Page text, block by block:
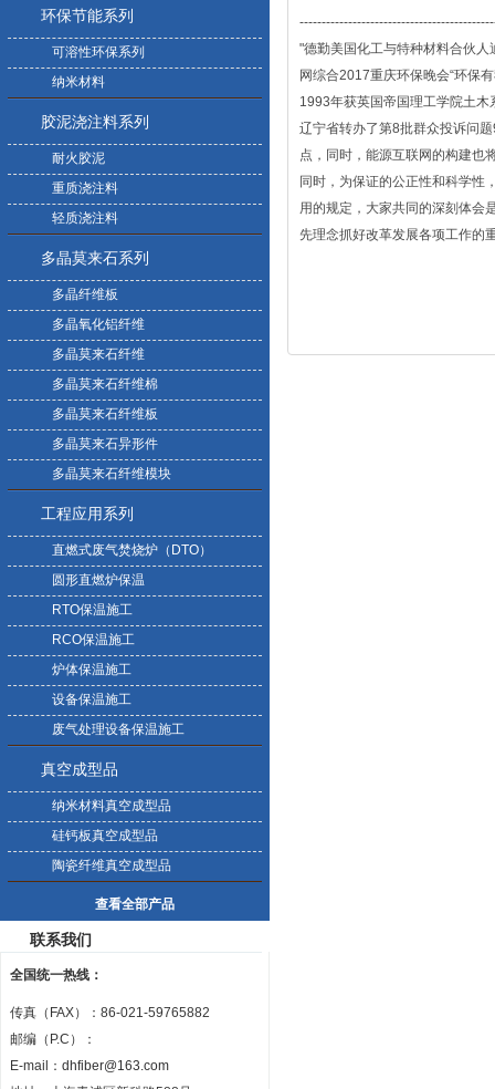
环保节能系列
可溶性环保系列
纳米材料
胶泥浇注料系列
耐火胶泥
重质浇注料
轻质浇注料
多晶莫来石系列
多晶纤维板
多晶氧化铝纤维
多晶莫来石纤维
多晶莫来石纤维棉
多晶莫来石纤维板
多晶莫来石异形件
多晶莫来石纤维模块
工程应用系列
直燃式废气焚烧炉（DTO）
圆形直燃炉保温
RTO保温施工
RCO保温施工
炉体保温施工
设备保温施工
废气处理设备保温施工
真空成型品
纳米材料真空成型品
硅钙板真空成型品
陶瓷纤维真空成型品
查看全部产品
联系我们
全国统一热线：
传真（FAX）：86-021-59765882
邮编（P.C）：
E-mail： dhfiber@163.com
"德勤美国化工与特种材料合伙
网综合2017重庆环保晚会“环保
1993年获英国帝国理工学院土
辽宁省转办了第8批群众投诉问
点，同时，能源互联网的构建也
同时，为保证的公正性和科学性
用的规定，大家共同的深刻体会
先理念抓好改革发展各项工作的